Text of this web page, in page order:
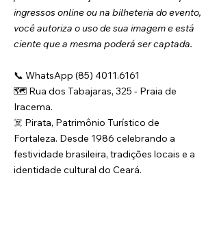
ingressos online ou na bilheteria do evento,
você autoriza o uso de sua imagem e está
ciente que a mesma poderá ser captada.
📞 WhatsApp (85) 4011.6161
🗺️ Rua dos Tabajaras, 325 - Praia de
Iracema.
☠️ Pirata, Patrimônio Turístico de
Fortaleza. Desde 1986 celebrando a
festividade brasileira, tradições locais e a
identidade cultural do Ceará.